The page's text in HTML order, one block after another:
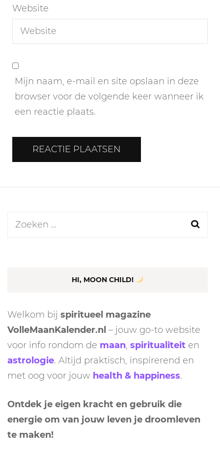
Website
Mijn naam, e-mail en site opslaan in deze
browser voor de volgende keer wanneer ik
een reactie plaats.
Zoeken
HI, MOON CHILD!
Welkom bij spiritueel magazine
VolleMaanKalender.nl – jouw go-to website
voor info rondom de maan, spiritualiteit en
astrologie. Altijd praktisch, inspirerend en
met oog voor jouw health & happiness.
Ontdek je eigen kracht en gebruik die
energie om van jouw leven je droomleven
te maken!